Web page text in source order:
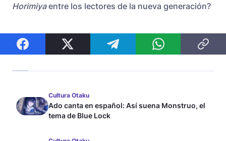
Horimiyaentre los lectores de la nueva generación?
Cultura Otaku
Ado canta en español: Así suena Monstruo, el
tema de Blue Lock